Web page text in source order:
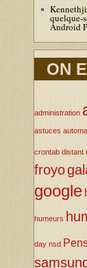
quelque-
Android
ON
administration
astuces
crontab distant
froyo
google
humeurs
day nsd